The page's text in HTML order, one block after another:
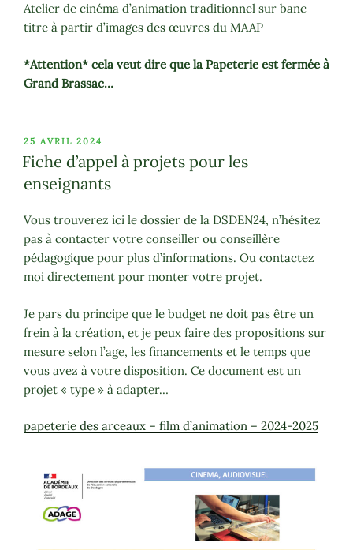
Atelier de cinéma d’animation traditionnel sur banc
titre à partir d’images des œuvres du MAAP
*Attention* cela veut dire que la Papeterie est fermée à
Grand Brassac…
PUBLIÉ
LE
25 AVRIL 2024
Fiche d’appel à projets pour les
enseignants
Vous trouverez ici le dossier de la DSDEN24, n’hésitez
pas à contacter votre conseiller ou conseillère
pédagogique pour plus d’informations. Ou contactez
moi directement pour monter votre projet.
Je pars du principe que le budget ne doit pas être un
frein à la création, et je peux faire des propositions sur
mesure selon l’age, les financements et le temps que
vous avez à votre disposition. Ce document est un
projet « type » à adapter…
papeterie des arceaux – film d’animation – 2024-2025